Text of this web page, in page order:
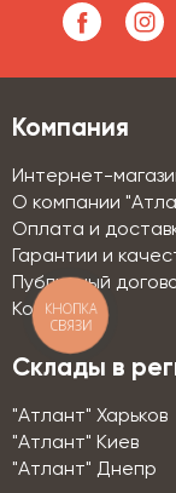
Компания
Интернет-
О компании
Оплата и
Гарантии и
Публичный
Контакты
Склады в
"Атлант" Харьков
"Атлант" Киев
"Атлант" Днепр
КНОПКА
СВЯЗИ